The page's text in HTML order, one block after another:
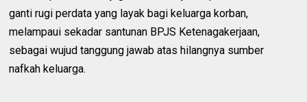
ganti rugi perdata yang layak bagi keluarga korban,
melampaui sekadar santunan BPJS Ketenagakerjaan,
sebagai wujud tanggung jawab atas hilangnya sumber
nafkah keluarga.